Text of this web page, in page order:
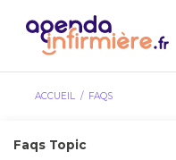
ACCUEIL FAQS
Faqs Topic